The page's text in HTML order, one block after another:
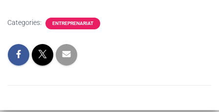
Categories: ENTREPRENARIAT